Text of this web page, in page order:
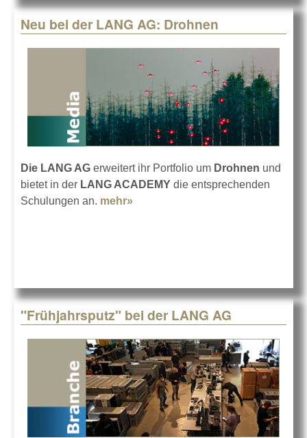
Neu bei der LANG AG: Drohnen
Die LANG AG erweitert ihr Portfolio um Drohnen und
bietet in der LANG ACADEMY die entsprechenden
Schulungen an. mehr»
"Frühjahrsputz" bei der LANG AG